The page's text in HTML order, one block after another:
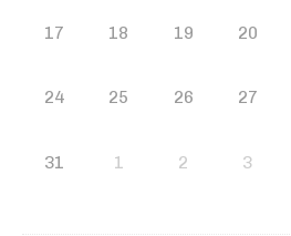
17 18 19 20
24 25 26 27
31 1 2 3